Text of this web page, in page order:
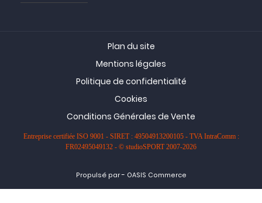
Plan du site
Mentions légales
Politique de confidentialité
Cookies
Conditions Générales de Vente
Entreprise certifiée ISO 9001 - SIRET : 49504913200105 - TVA IntraComm :
FR02495049132 - © studioSPORT 2007-2026
Propulsé par- OASIS Commerce